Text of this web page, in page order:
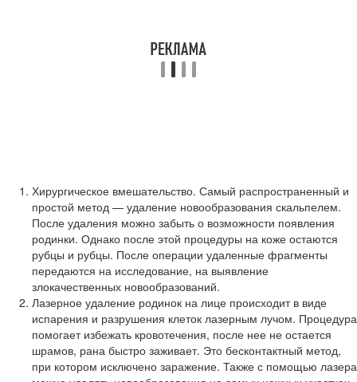
Хирургическое вмешательство. Самый распространенный и
простой метод — удаление новообразования скальпелем.
После удаления можно забыть о возможности появления
родинки. Однако после этой процедуры на коже остаются
рубцы и рубцы. После операции удаленные фрагменты
передаются на исследование, на выявление
злокачественных новообразований.
Лазерное удаление родинок на лице происходит в виде
испарения и разрушения клеток лазерным лучом. Процедура
помогает избежать кровотечения, после нее не остается
шрамов, рана быстро заживает. Это бесконтактный метод,
при котором исключено заражение. Также с помощью лазера